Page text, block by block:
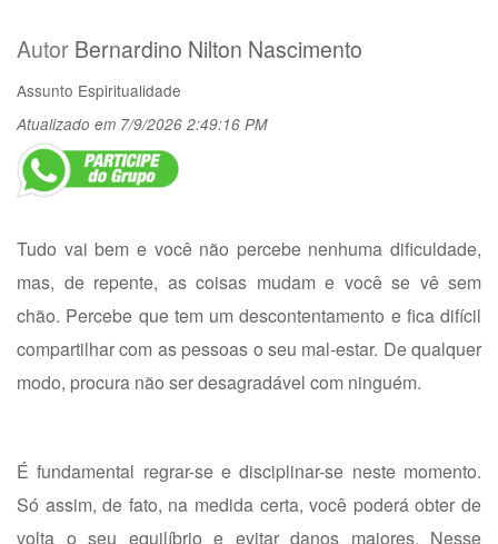
Autor Bernardino Nilton Nascimento
Assunto Espiritualidade
Atualizado em 7/9/2026 2:49:16 PM
Tudo vai bem e você não percebe nenhuma dificuldade,
mas, de repente, as coisas mudam e você se vê sem
chão. Percebe que tem um descontentamento e fica difícil
compartilhar com as pessoas o seu mal-estar. De qualquer
modo, procura não ser desagradável com ninguém.
É fundamental regrar-se e disciplinar-se neste momento.
Só assim, de fato, na medida certa, você poderá obter de
volta o seu equilíbrio e evitar danos maiores. Nesse